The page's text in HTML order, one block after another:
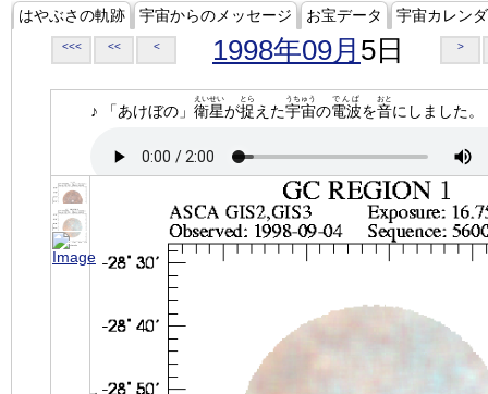
はやぶさの軌跡 宇宙からのメッセージ お宝データ 宇宙カレン
<<< << < 1998年09月 5日 >
♪ 「あけぼの」 衛星
えいせい
が捉
とら
えた宇宙
うちゅう
の電波
でんぱ
を音
おと
にしました。